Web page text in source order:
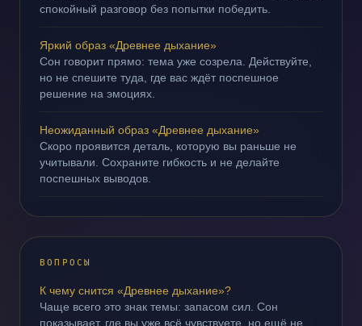
спокойный разговор без попытки победить.
Яркий образ «Древнее дыхание»
Сон говорит прямо: тема уже созрела. Действуйте,
но не спешите туда, где вас ждёт поспешное
решение на эмоциях.
Неожиданный образ «Древнее дыхание»
Скоро проявится деталь, которую вы раньше не
учитывали. Сохраните гибкость и не делайте
поспешных выводов.
ВОПРОСЫ
К чему снится «Древнее дыхание»?
Чаще всего это знак темы: запасом сил. Сон
показывает, где вы уже всё чувствуете, но ещё не